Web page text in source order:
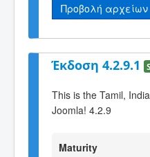
Προβολή αρχείων
Έκδοση 4.2.9.1
This is the Tamil,
Joomla! 4.2.9
Maturity